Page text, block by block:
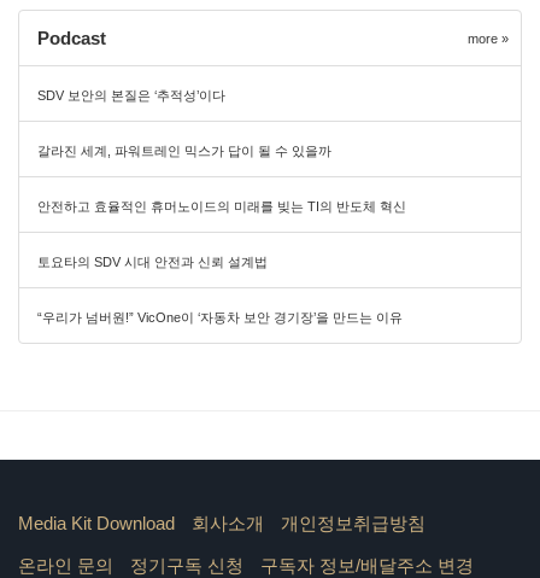
Podcast more »
SDV 보안의 본질은 ‘추적성’이다
갈라진 세계, 파워트레인 믹스가 답이 될 수 있을까
안전하고 효율적인 휴머노이드의 미래를 빚는 TI의 반도체 혁신
토요타의 SDV 시대 안전과 신뢰 설계법
“우리가 넘버원!” VicOne이 ‘자동차 보안 경기장’을 만드는 이유
Media Kit Download 회사소개 개인정보취급방침
온라인 문의 정기구독 신청 구독자 정보/배달주소 변경